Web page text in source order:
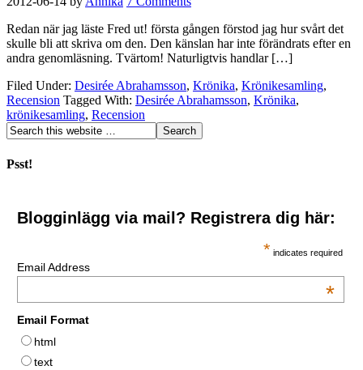
Redan när jag läste Fred ut! första gången förstod jag hur svårt det
skulle bli att skriva om den. Den känslan har inte förändrats efter en
andra genomläsning. Tvärtom! Naturligtvis handlar […]
Filed Under: Desirée Abrahamsson, Krönika, Krönikesamling,
Recension Tagged With: Desirée Abrahamsson, Krönika,
krönikesamling, Recension
Psst!
Blogginlägg via mail? Registrera dig här:
* indicates required
Email Address
*
Email Format
html
text